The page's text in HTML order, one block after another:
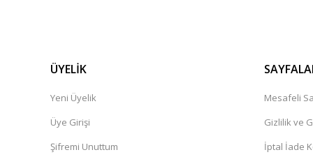
ÜYELİK
Yeni Üyelik
Üye Girişi
Şifremi Unuttum
Mesafeli
Gizlilik ve
İptal İade